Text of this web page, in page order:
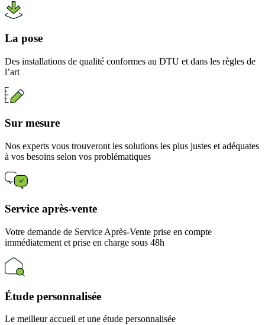
La pose
Des installations de qualité conformes au DTU et dans les règles de
l’art
Sur mesure
Nos experts vous trouveront les solutions les plus justes et adéquates
à vos besoins selon vos problématiques
Service après-vente
Votre demande de Service Après-Vente prise en compte
immédiatement et prise en charge sous 48h
Étude personnalisée
Le meilleur accueil et une étude personnalisée